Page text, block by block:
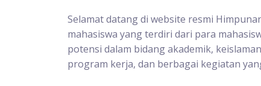
Selamat datang di website resmi
mahasiswa yang terdiri dari para
potensi dalam bidang akademik,
program kerja, dan berbagai kegiatan